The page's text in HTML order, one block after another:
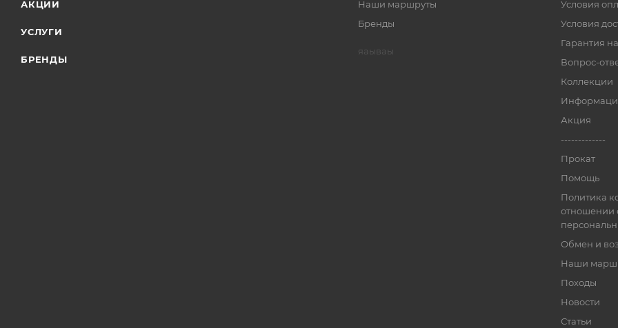
АКЦИИ
УСЛУГИ
БРЕНДЫ
Наши маршруты
Бренды
яаываы
Условия
Условия
Гарантия
Вопрос-
Коллекции
Акция
-------------
Прокат
Помощь
Политика
отношении
Обмен и
Наши
Походы
Новости
Статьи